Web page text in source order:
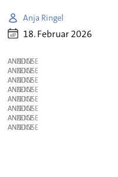
Anja Ringel
18. Februar 2026
ANZEIGE
ANZEIGE
ANZEIGE
ANZEIGE
ANZEIGE
ANZEIGE
ANZEIGE
ANZEIGE